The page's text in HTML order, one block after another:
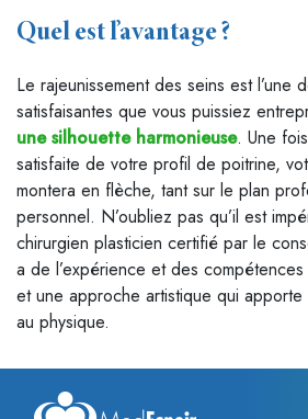
Quel est l’avantage ?
Le rajeunissement des seins est l’une
satisfaisantes que vous puissiez
une silhouette harmonieuse. Une
satisfaite de votre profil de poitrine,
montera en flèche, tant sur le plan
personnel. N’oubliez pas qu’il est
chirurgien plasticien certifié par le
a de l’expérience et des
et une approche artistique qui
au physique.